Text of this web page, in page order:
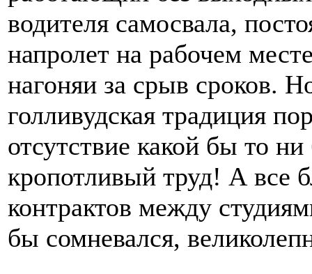
водителя самосвала,
напролет на рабочем
нагоняи за срыв сроков.
голливудская традиция
отсутствие какой бы то
кропотливый труд! А все
контрактов между
бы сомневался,